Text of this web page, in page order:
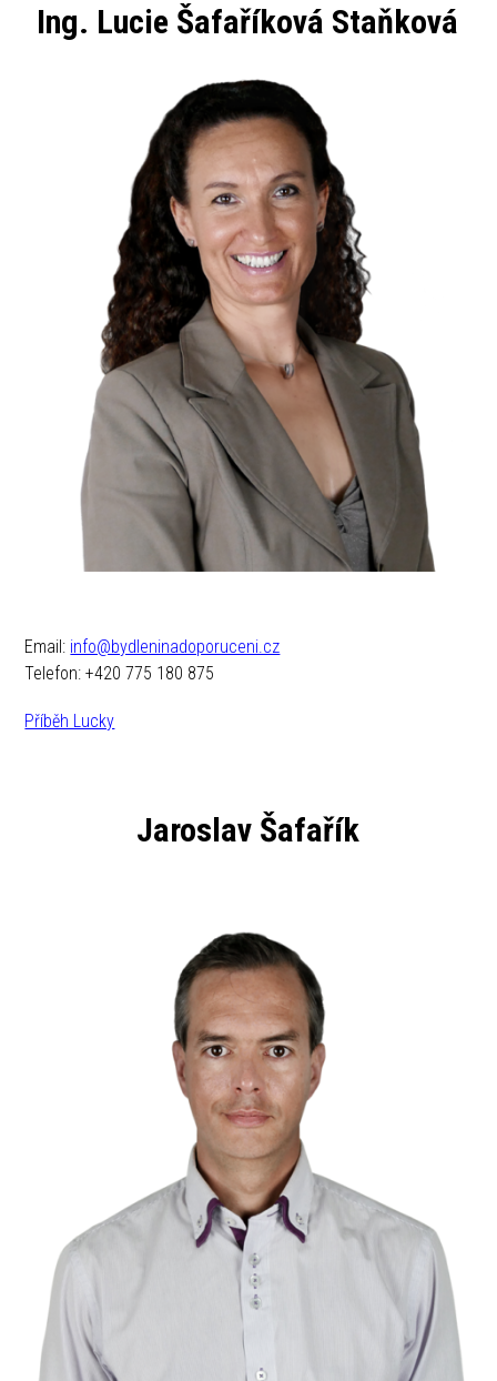
Ing. Lucie Šafaříková Staňková
Email: info@bydleninadoporuceni.cz
Telefon: +420 775 180 875
Příběh Lucky
Jaroslav Šafařík